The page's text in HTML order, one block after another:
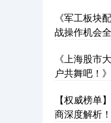
沪深300
《军工板块
战操作机会全
《上海股市
户共舞吧！》
【权威榜单
商深度解析！